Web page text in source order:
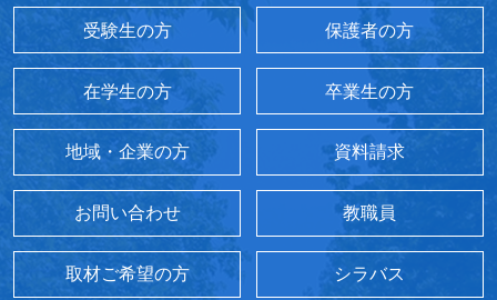
受験生の方 保護者の方
在学生の方 卒業生の方
地域・企業の方 資料請求
お問い合わせ 教職員
取材ご希望の方 シラバス